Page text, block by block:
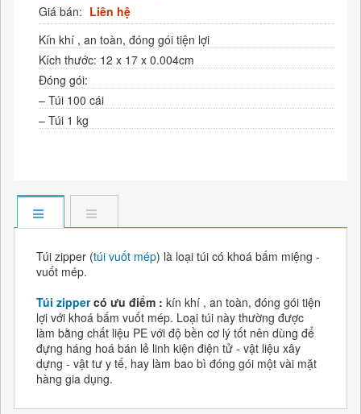
Giá bán: Liên hệ
Kín khí , an toàn, đóng gói tiện lợi
Kích thước: 12 x 17 x 0.004cm
Đóng gói:
– Túi 100 cái
– Túi 1 kg
Túi zipper (túi vuốt mép) là loại túi có khoá bấm miệng -
vuốt mép.
Túi zippercó ưu điểm : kín khí , an toàn, đóng gói tiện
lợi với khoá bấm vuốt mép. Loại túi này thường được
làm bằng chất liệu PE với độ bền cơ lý tốt nên dùng để
đựng háng hoá bán lẻ linh kiện điện tử - vật liệu xây
dựng - vật tư y tế, hay làm bao bì đóng gói một vài mặt
hàng gia dụng.